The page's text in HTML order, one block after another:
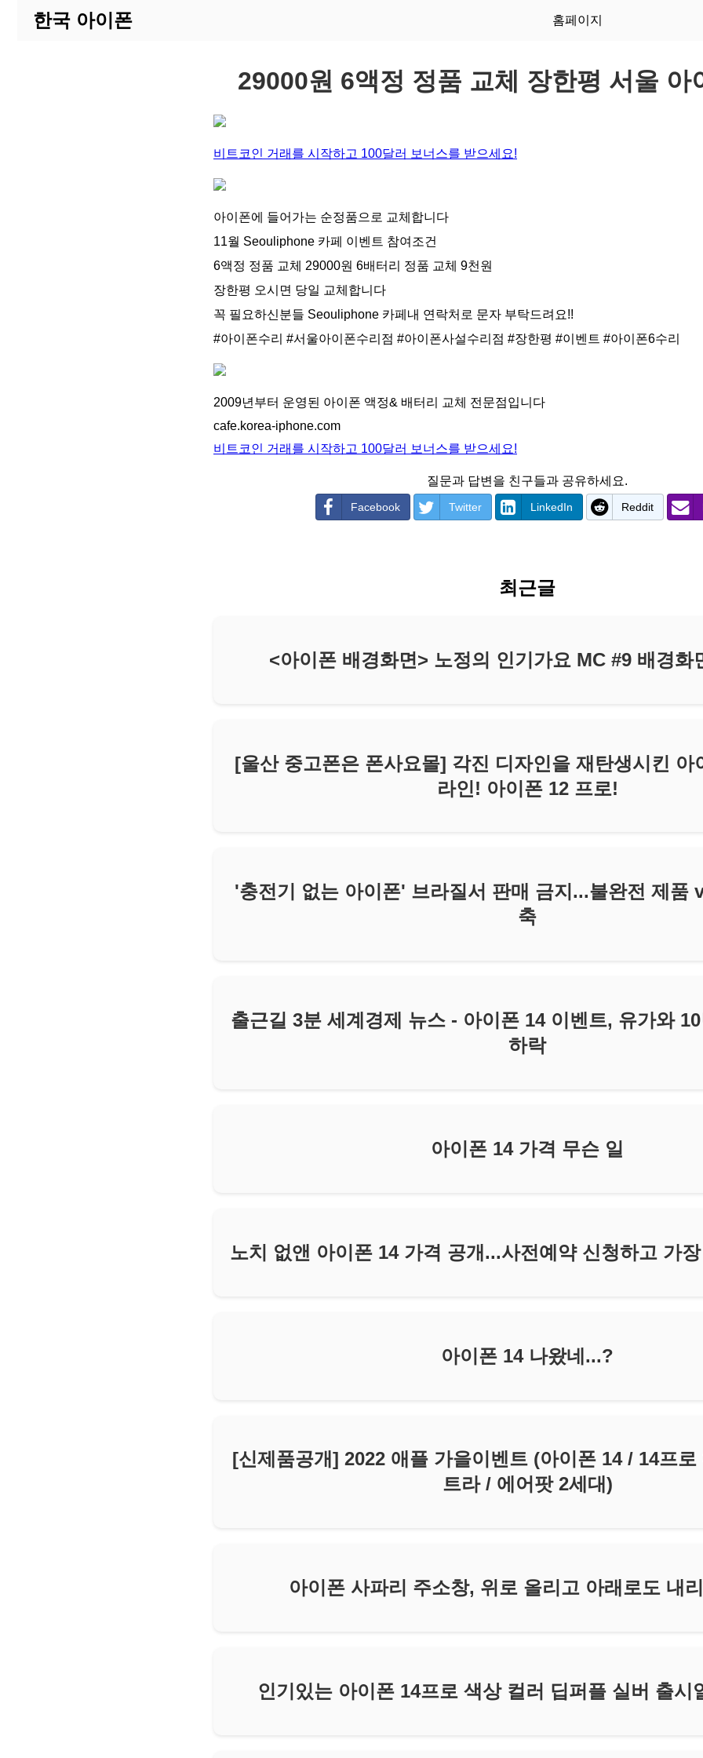
한국 아이폰 홈페이지
29000원 6액정 정품 교체 장한평 서울 아
비트코인 거래를 시작하고 100달러 보너스를 받으세요!
아이폰에 들어가는 순정품으로 교체합니다
11월 Seouliphone 카페 이벤트 참여조건
6액정 정품 교체 29000원 6배터리 정품 교체 9천원
장한평 오시면 당일 교체합니다
꼭 필요하신분들 Seouliphone 카페내 연락처로 문자 부탁드려요!!
#아이폰수리 #서울아이폰수리점 #아이폰사설수리점 #장한평 #이벤트 #아이폰6수리
2009년부터 운영된 아이폰 액정& 배터리 교체 전문점입니다
cafe.korea-iphone.com
비트코인 거래를 시작하고 100달러 보너스를 받으세요!
질문과 답변을 친구들과 공유하세요.
Facebook Twitter LinkedIn Reddit
최근글
<아이폰 배경화면> 노정의 인기가요 MC #9 배경화
[울산 중고폰은 폰사요몰] 각진 디자인을 재탄생시킨 아
라인! 아이폰 12 프로!
'충전기 없는 아이폰' 브라질서 판매 금지...불완전 제품
축
출근길 3분 세계경제 뉴스 - 아이폰 14 이벤트, 유가와
하락
아이폰 14 가격 무슨 일
노치 없앤 아이폰 14 가격 공개...사전예약 신청하고 가장
아이폰 14 나왔네...?
[신제품공개] 2022 애플 가을이벤트 (아이폰 14 / 14프
트라 / 에어팟 2세대)
아이폰 사파리 주소창, 위로 올리고 아래로도 내
인기있는 아이폰 14프로 색상 컬러 딥퍼플 실버 출시